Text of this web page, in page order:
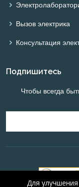
Вызов электрика
Консультация
Подпишитесь
Чтобы всегда
Для